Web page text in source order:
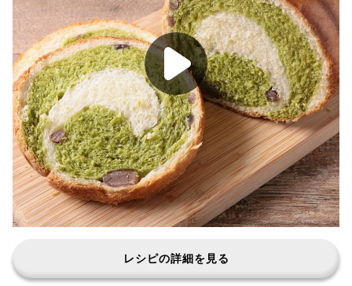
レシピの詳細を見る